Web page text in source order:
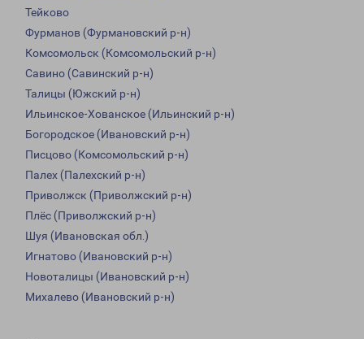
Тейково
Фурманов (Фурмановский р-н)
Комсомольск (Комсомольский р-н)
Савино (Савинский р-н)
Талицы (Южский р-н)
Ильинское-Хованское (Ильинский р-н)
Богородское (Ивановский р-н)
Писцово (Комсомольский р-н)
Палех (Палехский р-н)
Приволжск (Приволжский р-н)
Плёс (Приволжский р-н)
Шуя (Ивановская обл.)
Игнатово (Ивановский р-н)
Новоталицы (Ивановский р-н)
Михалево (Ивановский р-н)